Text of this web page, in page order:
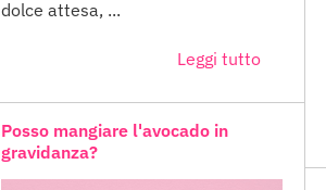
dolce attesa, ...
Leggi tutto
Posso mangiare l'avocado in
gravidanza?